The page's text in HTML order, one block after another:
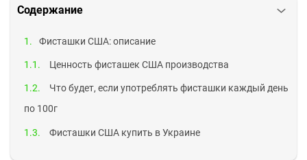
Содержание
Фисташки США: описание
Ценность фисташек США производства
Что будет, если употреблять фисташки каждый день
по 100г
Фисташки США купить в Украине